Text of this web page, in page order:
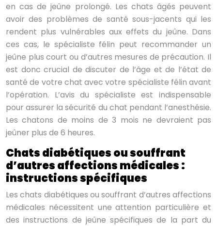
en cas de jeûne prolongé. Les chats âgés peuvent
avoir des problèmes de santé sous-jacents qui les
rendent plus vulnérables aux effets du jeûne. Dans
ces cas, le spécialiste félin peut recommander un
jeûne plus court ou d’autres mesures de précaution. Il
est donc crucial de discuter de l’âge et de l’état de
santé de votre chat avec votre spécialiste félin avant
l’opération. L’avis du spécialiste est indispensable
pour assurer la sécurité du chat pendant l’anesthésie.
Les chatons de moins de 3 mois ne devraient pas
jeûner plus de 6 heures.
Chats diabétiques ou souffrant
d’autres affections médicales :
instructions spécifiques
Les chats diabétiques ou souffrant d’autres affections
médicales nécessitent une attention particulière et
des instructions de jeûne spécifiques de la part du